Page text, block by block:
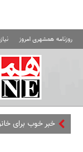
روزنامه همشهری امروز
خبر خوب برای